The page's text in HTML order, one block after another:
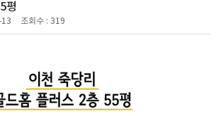
평
조회수 : 319